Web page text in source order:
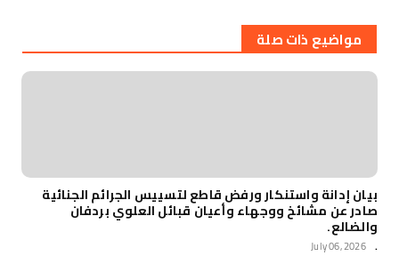
مواضيع ذات صلة
بيان إدانة واستنكار ورفض قاطع لتسييس الجرائم الجنائية
صادر عن مشائخ ووجهاء وأعيان قبائل العلوي بردفان
والضالع.
.
July 06, 2026